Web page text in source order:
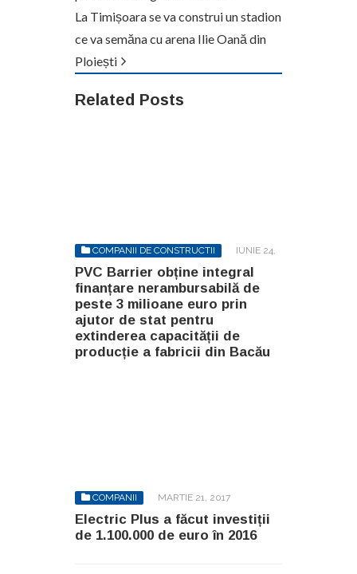
La Timișoara se va construi un stadion
ce va semăna cu arena Ilie Oană din
Ploiești
Related Posts
COMPANII DE CONSTRUCTII
IUNIE 24,
2023
PVC Barrier obține integral
finanțare nerambursabilă de
peste 3 milioane euro prin
ajutor de stat pentru
extinderea capacității de
producție a fabricii din Bacău
COMPANII MARTIE 21, 2017
Electric Plus a făcut investiții
de 1.100.000 de euro în 2016